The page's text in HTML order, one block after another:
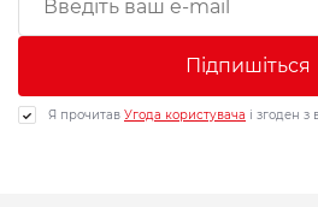
Підпишіться
Я прочитав Угода користувача і згоден